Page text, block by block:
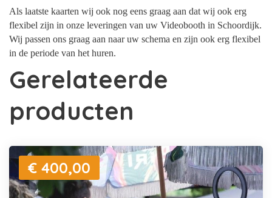
Als laatste kaarten wij ook nog eens graag aan dat wij ook erg
flexibel zijn in onze leveringen van uw Videobooth in Schoordijk.
Wij passen ons graag aan naar uw schema en zijn ook erg flexibel
in de periode van het huren.
Gerelateerde
producten
€ 400,00